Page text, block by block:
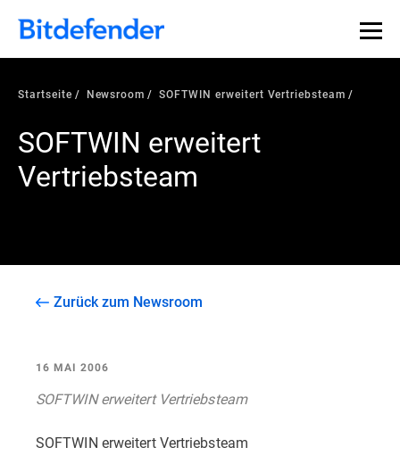
Startseite Newsroom SOFTWIN erweitert Vertriebsteam
SOFTWIN erweitert
Vertriebsteam
Zurück zum Newsroom
16 MAI 2006
SOFTWIN erweitert Vertriebsteam
SOFTWIN erweitert Vertriebsteam